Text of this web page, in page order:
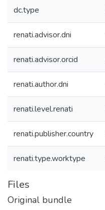
dc.type
renati.advisor.dni
renati.advisor.orcid
renati.author.dni
renati.level.renati
renati.publisher.country
renati.type.worktype
Files
Original bundle